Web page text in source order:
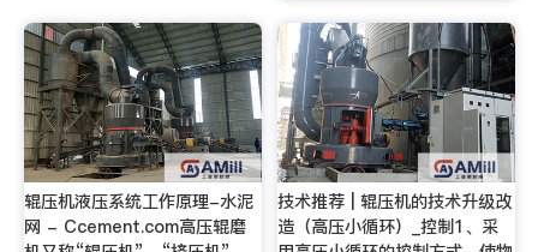
辊压机液压系统工作原理-水泥
网 - Ccement.com高压辊磨
技术推荐 | 辊压机的技术升级改
造（高压小循环）_控制1、采